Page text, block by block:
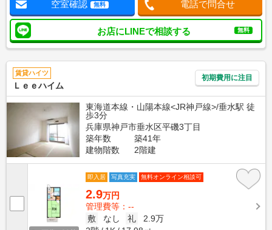
空室確認 無料 電話で問合せ
お店にLINEで相談する 無料
賃貸ハイツ
Ｌｅｅハイム
初期費用に注目
東海道本線・山陽本線<JR神戸線>/垂水駅 徒
歩3分
兵庫県神戸市垂水区平磯3丁目
築年数
築41年
建物階数
2階建
即入居 写真充実 無料オンライン相談可
2.9万円
管理費等：--
敷
なし 礼
2.9万